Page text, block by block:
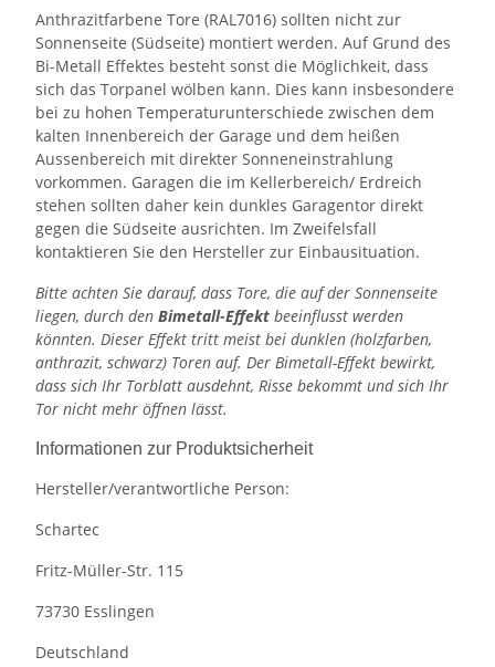
Anthrazitfarbene Tore (RAL7016) sollten nicht zur
Sonnenseite (Südseite) montiert werden. Auf Grund des
Bi-Metall Effektes besteht sonst die Möglichkeit, dass
sich das Torpanel wölben kann. Dies kann insbesondere
bei zu hohen Temperaturunterschiede zwischen dem
kalten Innenbereich der Garage und dem heißen
Aussenbereich mit direkter Sonneneinstrahlung
vorkommen. Garagen die im Kellerbereich/ Erdreich
stehen sollten daher kein dunkles Garagentor direkt
gegen die Südseite ausrichten. Im Zweifelsfall
kontaktieren Sie den Hersteller zur Einbausituation.
Bitte achten Sie darauf, dass Tore, die auf der Sonnenseite
liegen, durch den Bimetall-Effekt beeinflusst werden
könnten. Dieser Effekt tritt meist bei dunklen (holzfarben,
anthrazit, schwarz) Toren auf. Der Bimetall-Effekt bewirkt,
dass sich Ihr Torblatt ausdehnt, Risse bekommt und sich Ihr
Tor nicht mehr öffnen lässt.
Informationen zur Produktsicherheit
Hersteller/verantwortliche Person:
Schartec
Fritz-Müller-Str. 115
73730 Esslingen
Deutschland